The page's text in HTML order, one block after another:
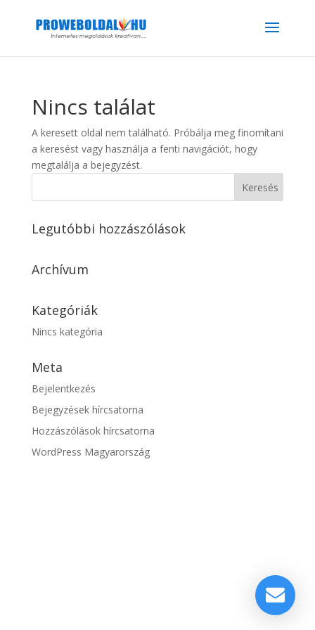
Nincs találat
A keresett oldal nem található. Próbálja meg finomítani
a keresést vagy használja a fenti navigációt, hogy
megtalálja a bejegyzést.
Legutóbbi hozzászólások
Archívum
Kategóriák
Nincs kategória
Meta
Bejelentkezés
Bejegyzések hírcsatorna
Hozzászólások hírcsatorna
WordPress Magyarország